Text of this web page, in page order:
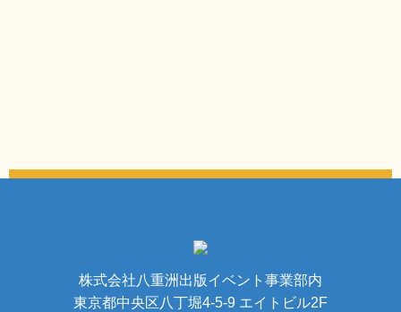
株式会社八重洲出版イベント事業部内
東京都中央区八丁堀4-5-9 エイトビル2F